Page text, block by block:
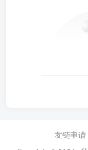
友链申请